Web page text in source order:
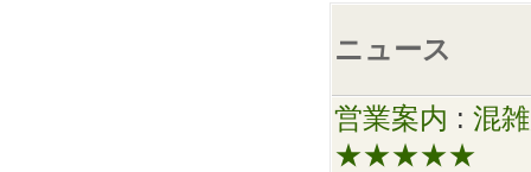
ニュース
営業案内 : 混
★★★★★